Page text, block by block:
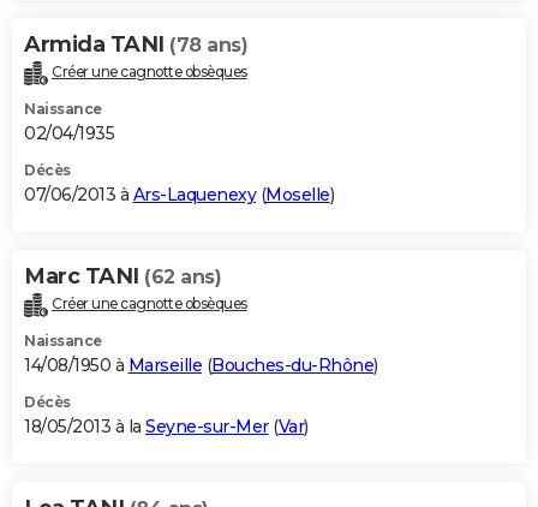
Armida TANI (78 ans)
Créer une cagnotte obsèques
Naissance
02/04/1935
Décès
07/06/2013 à Ars-Laquenexy(Moselle)
Marc TANI (62 ans)
Créer une cagnotte obsèques
Naissance
14/08/1950 à Marseille (Bouches-du-Rhône)
Décès
18/05/2013 à la Seyne-sur-Mer(Var)